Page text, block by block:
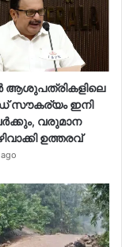
ആശുപത്രികളിലെ
സൗകര്യം ഇനി
വരുമാന
ഉത്തരവ്